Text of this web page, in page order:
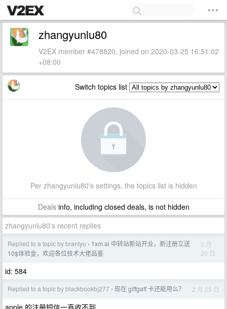
zhangyunlu80
V2EX member #478820, joined on 2020-03-25 16:51:02
+08:00
Switch topics list
Per zhangyunlu80's settings, the topics list is hidden
Dealsinfo, including closed deals, is not hidden
zhangyunlu80's recent replies
Replied to a topic by brantyu › 1xm.ai 中转站新站开业，新注册立送
10$体验金，欢迎各位技术大佬品鉴
3 月
20 日
id: 584
Replied to a topic by blackbookbj277 › 现在 giffgaff 卡还能用么？ 2 月 25 日
apple 的注册短信一直收不到